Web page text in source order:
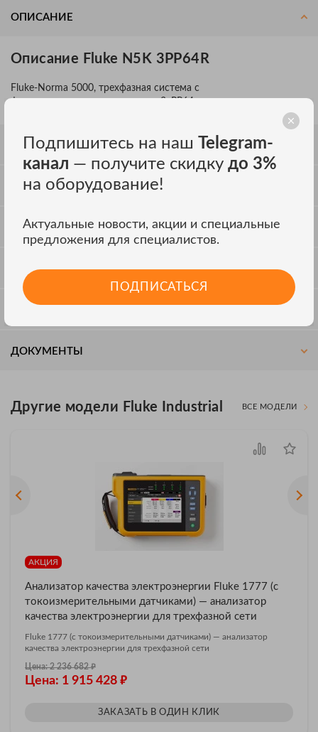
ОПИСАНИЕ
Описание Fluke N5K 3PP64R
Fluke-Norma 5000, трехфазная система с
фазовыми входными модулями 3xPP64 и принтером.
СПЕЦИФИКАЦИЯ
КОМПЛЕКТАЦИЯ
ДОП. КОМПЛЕКТАЦИЯ
ОТЗЫВЫ
ДОКУМЕНТЫ
Другие модели Fluke Industrial ВСЕ МОДЕЛИ
АКЦИЯ
Анализатор качества электроэнергии Fluke 1777 (с
токоизмерительными датчиками) — анализатор
качества электроэнергии для трехфазной сети
Fluke 1777 (с токоизмерительными датчиками) — анализатор
качества электроэнергии для трехфазной сети
Цена: 2 236 682₽
Цена: 1 915 428 ₽
ЗАКАЗАТЬ В ОДИН КЛИК
Подпишитесь на наш Telegram-
канал — получите скидку до 3%
на оборудование!
Актуальные новости, акции и специальные
предложения для специалистов.
ПОДПИСАТЬСЯ